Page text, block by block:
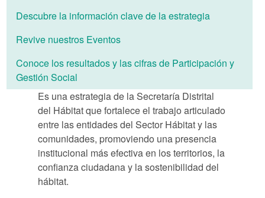
Descubre la información clave de la estrategia
Revive nuestros Eventos
Conoce los resultados y las cifras de Participación y
Gestión Social
Es una estrategia de la Secretaría Distrital
del Hábitat que fortalece el trabajo articulado
entre las entidades del Sector Hábitat y las
comunidades, promoviendo una presencia
institucional más efectiva en los territorios, la
confianza ciudadana y la sostenibilidad del
hábitat.